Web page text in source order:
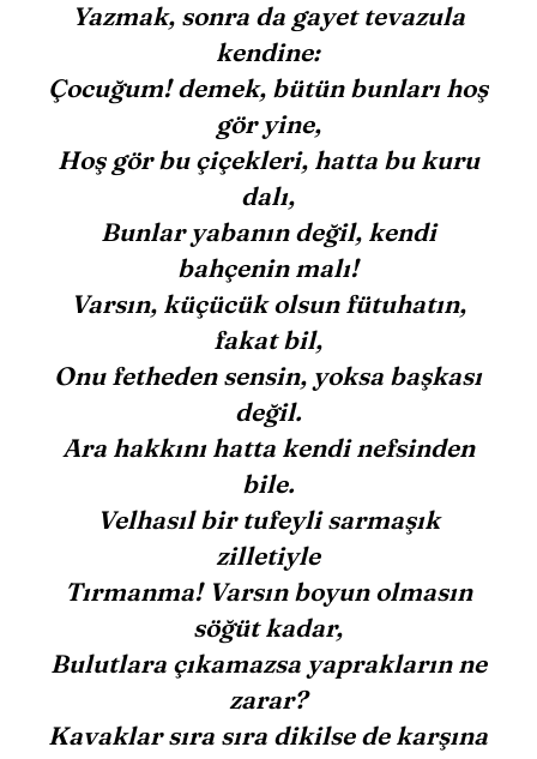
Yazmak, sonra da gayet tevazula
kendine:
Çocuğum! demek, bütün bunları hoş
gör yine,
Hoş gör bu çiçekleri, hatta bu kuru
dalı,
Bunlar yabanın değil, kendi
bahçenin malı!
Varsın, küçücük olsun fütuhatın,
fakat bil,
Onu fetheden sensin, yoksa başkası
değil.
Ara hakkını hatta kendi nefsinden
bile.
Velhasıl bir tufeyli sarmaşık
zilletiyle
Tırmanma! Varsın boyun olmasın
söğüt kadar,
Bulutlara çıkamazsa yaprakların ne
zarar?
Kavaklar sıra sıra dikilse de karşına